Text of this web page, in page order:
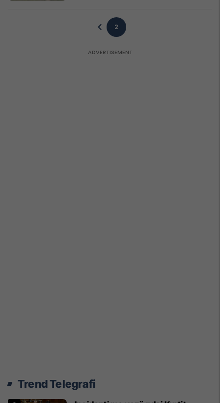
2
Trend Telegrafi